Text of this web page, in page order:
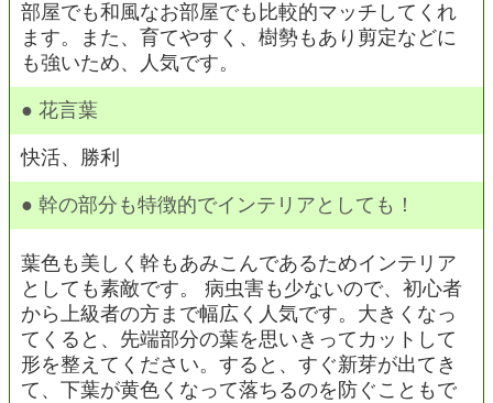
部屋でも和風なお部屋でも比較的マッチしてくれ
ます。また、育てやすく、樹勢もあり剪定などに
も強いため、人気です。
● 花言葉
快活、勝利
● 幹の部分も特徴的でインテリアとしても！
葉色も美しく幹もあみこんであるためインテリア
としても素敵です。 病虫害も少ないので、初心者
から上級者の方まで幅広く人気です。大きくなっ
てくると、先端部分の葉を思いきってカットして
形を整えてください。すると、すぐ新芽が出てき
て、下葉が黄色くなって落ちるのを防ぐこともで